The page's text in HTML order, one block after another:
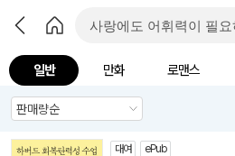
일반 만화 로맨스
대여 ePub